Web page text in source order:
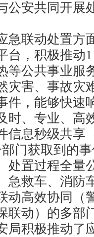
公安共同开展
联动处置方面
台，积极推动
等公共事业服
灾害、事故灾
件，能够快速
时、专业、高
信息秒级共享
部门获取到的
处置过程全量
急救车、消防
动高效协同（
联动）的多部
局积极推动了